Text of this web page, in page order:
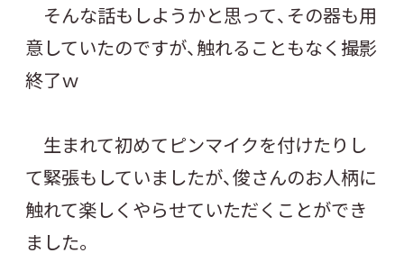
そんな話もしようかと思って、その器も用
意していたのですが、触れることもなく撮影
終了ｗ
生まれて初めてピンマイクを付けたりし
て緊張もしていましたが、俊さんのお人柄に
触れて楽しくやらせていただくことができ
ました。